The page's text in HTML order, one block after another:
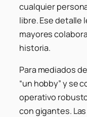
cualquier
libre. Ese detalle
mayores
historia.
Para mediados
“un hobby” y se
operativo
con gigantes.